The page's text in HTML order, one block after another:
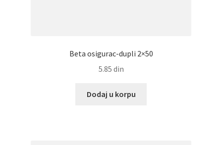
Beta osigurac-dupli 2×50
5.85 din
Dodaj u korpu